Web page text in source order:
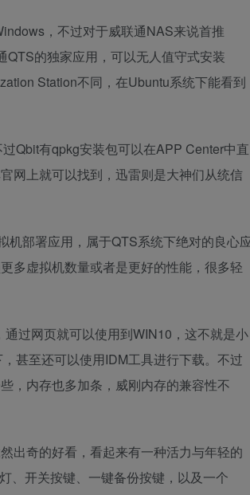
，不过对于威联通NAS来说首推
的独家应用，可以无人值守式安装
Station不同，在Ubuntu系统下能看到
Qbit有qpkg安装包可以在APP Center中直
网上就可以找到，迅雷则是大神们从统信
部署应用，属于QTS系统下绝对的良心
多虚拟机数量或者是更好的性能，很多轻
过网页就可以使用到WIN10，这不就是小
甚至还可以使用IDM工具进行下载。不过
，内存也多加条，威刚内存的兼容性不
出奇的好看，看起来有一种活力与年轻的
、开关按键、一键备份按键，以及一个